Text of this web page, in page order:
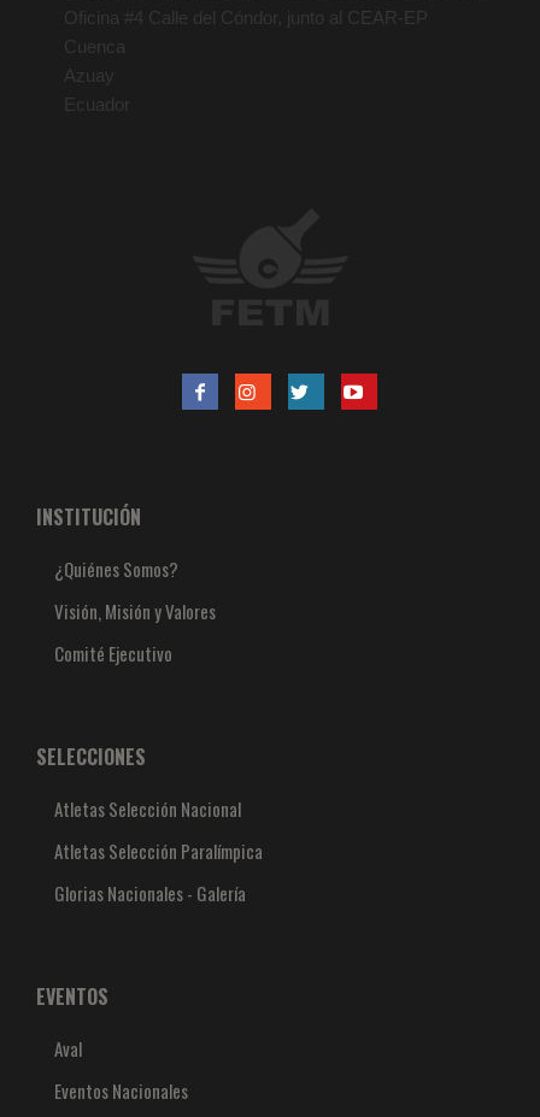
Oficina #4 Calle del Cóndor, junto al CEAR-EP
Cuenca
Azuay
Ecuador
INSTITUCIÓN
¿Quiénes Somos?
Visión, Misión y Valores
Comité Ejecutivo
SELECCIONES
Atletas Selección Nacional
Atletas Selección Paralímpica
Glorias Nacionales - Galería
EVENTOS
Aval
Eventos Nacionales